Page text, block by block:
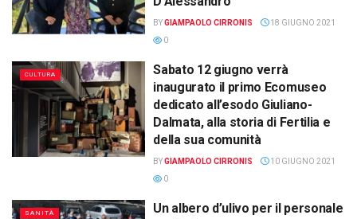
BYGIAMPAOLO CIRRONIS
18 GIUGNO 2021
0
CULTURA
Sabato 12 giugno verrà
inaugurato il primo Ecomuseo
dedicato all’esodo Giuliano-
Dalmata, alla storia di Fertilia e
della sua comunità
BYGIAMPAOLO CIRRONIS
10 GIUGNO 2021
0
SANITÀ
Un albero d’ulivo per il personale